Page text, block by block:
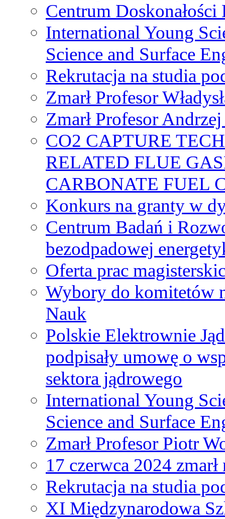
Centrum
International Young
Science and Surface
Rekrutacja na studia
Zmarł Profesor
Zmarł Profesor
CO2 CAPTURE
RELATED FLUE
CARBONATE FUEL
Konkurs na granty w
Centrum Badań i
bezodpadowej
Oferta prac
Wybory do komitetów
Nauk
Polskie Elektrownie
podpisały umowę o
sektora jądrowego
International Young
Science and Surface
Zmarł Profesor Piotr
17 czerwca 2024
Rekrutacja na studia
XI Międzynarodowa